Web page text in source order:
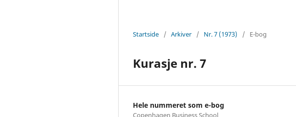
Startside / Arkiver / Nr. 7 (1973) / E-bog
Kurasje nr. 7
Hele nummeret som e-bog
Copenhagen Business School